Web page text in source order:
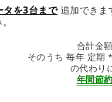
タを3台まで追加できま
合計金
そのうち 毎年 定期
の代わり
年間節